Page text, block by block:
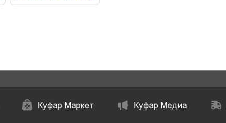
Куфар Маркет Куфар Медиа